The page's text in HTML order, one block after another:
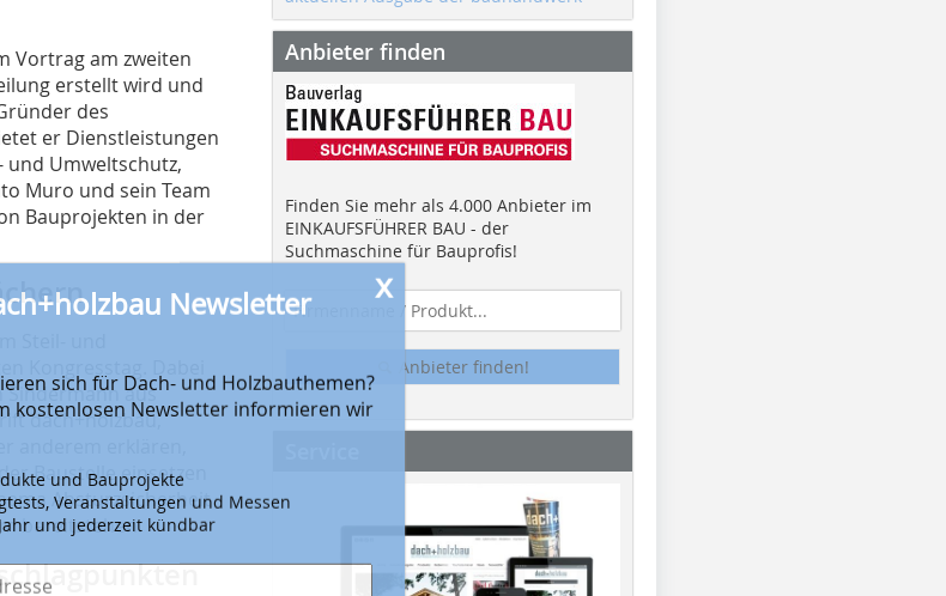
Vortrag am zweiten
erstellt wird und
des
er Dienstleistungen
und Umweltschutz,
Muro und sein Team
Bauprojekten in der
Steil- und
Kongresstag. Dabei
Sindermann aus
dach+holzbau,
anderem erklären,
Baustelle einsetzen
Absturzsicherheit
bereitstehen.
sich für Dach- und Holzbauthemen?
kostenlosen Newsletter informieren wir
und Bauprojekte
Veranstaltungen und Messen
und jederzeit kündbar
Anti-Roboter-Verifizierung
Melden Sie sich jetzt an!
Datenschutz, Analyse, Widerruf
Anbieter finden
Finden Sie mehr als 4.000 Anbieter im
EINKAUFSFÜHRER BAU - der
Suchmaschine für Bauprofis!
Anbieter finden!